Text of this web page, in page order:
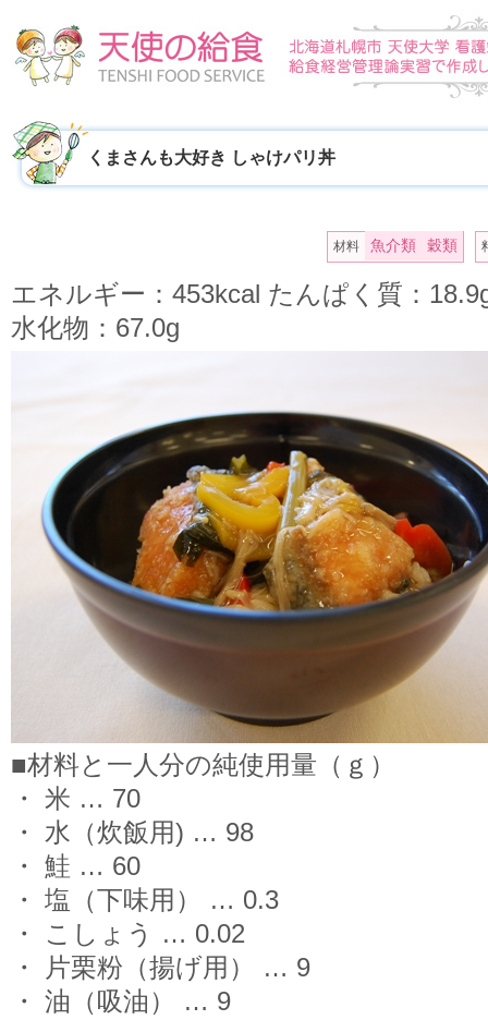
くまさんも大好き しゃけパリ丼
材料 魚介類 穀類
エネルギー：453kcal たんぱく質：
水化物：67.0g
■材料と一人分の純使用量（ｇ）
・ 米 … 70
・ 水（炊飯用) … 98
・ 鮭 … 60
・ 塩（下味用） … 0.3
・ こしょう … 0.02
・ 片栗粉（揚げ用） … 9
・ 油（吸油） … 9